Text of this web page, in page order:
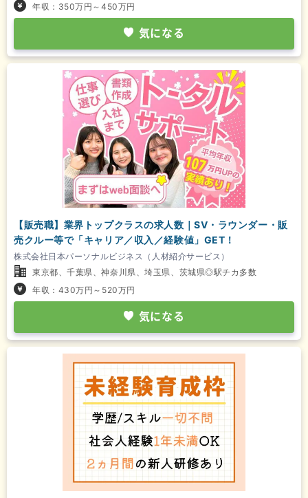
年収：350万円～450万円
気になる
【販売職】業界トップクラスの求人数｜SV・ラウンダー・販
売クルー等で「キャリア／収入／経験値」GET！
株式会社日本パーソナルビジネス（人材紹介サービス）
東京都、千葉県、神奈川県、埼玉県、茨城県◎駅チカ多数
年収：430万円～520万円
気になる